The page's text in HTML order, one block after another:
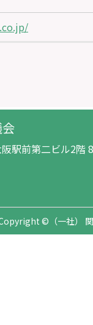
駅前第二ビル2階
©（一社）